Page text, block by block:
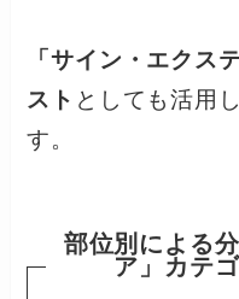
「サイン・エクス
スト としても活用
す。
部位別による
ア 」 カテ